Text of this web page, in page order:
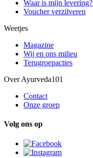
Waar is mijn levering?
Voucher verzilveren
Weetjes
Magazine
Wij en ons milieu
Terugroepacties
Over Ayurveda101
Contact
Onze groep
Volg ons op